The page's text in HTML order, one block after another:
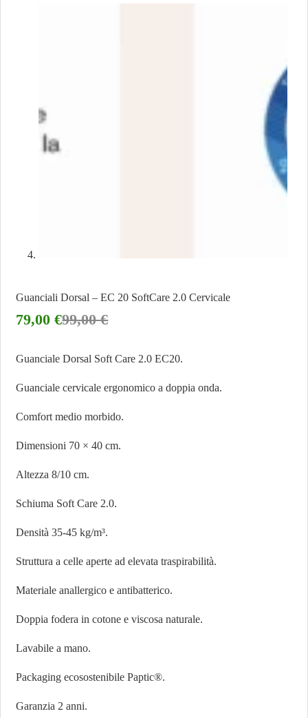
Guanciali Dorsal – EC 20 SoftCare 2.0 Cervicale
99,00€
79,00€
Guanciale Dorsal Soft Care 2.0 EC20.
Guanciale cervicale ergonomico a doppia onda.
Comfort medio morbido.
Dimensioni 70 × 40 cm.
Altezza 8/10 cm.
Schiuma Soft Care 2.0.
Densità 35-45 kg/m³.
Struttura a celle aperte ad elevata traspirabilità.
Materiale anallergico e antibatterico.
Doppia fodera in cotone e viscosa naturale.
Lavabile a mano.
Packaging ecosostenibile Paptic®.
Garanzia 2 anni.